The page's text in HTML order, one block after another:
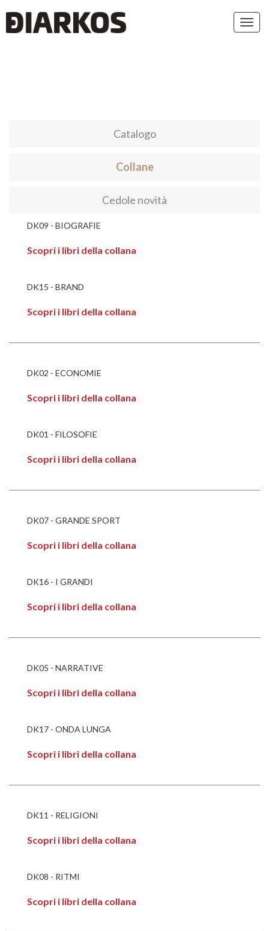
Catalogo
Collane
Cedole novità
DK09 - BIOGRAFIE
Scopri i libri della collana
DK15 - BRAND
Scopri i libri della collana
DK02 - ECONOMIE
Scopri i libri della collana
DK01 - FILOSOFIE
Scopri i libri della collana
DK07 - GRANDE SPORT
Scopri i libri della collana
DK16 - I GRANDI
Scopri i libri della collana
DK05 - NARRATIVE
Scopri i libri della collana
DK17 - ONDA LUNGA
Scopri i libri della collana
DK11 - RELIGIONI
Scopri i libri della collana
DK08 - RITMI
Scopri i libri della collana